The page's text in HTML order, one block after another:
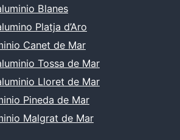
Blanes
Platja d’Aro
Canet de Mar
Tossa de Mar
Lloret de Mar
Pineda de Mar
Malgrat de Mar